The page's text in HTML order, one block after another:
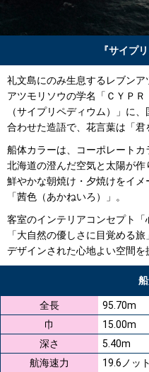
『サイプ
礼文島にのみ生息するレブンア
アツモリソウの学名「ＣＹＰＲ
（サイプリペディウム）」に
合わせた造語で、花言葉は「君
船体カラーは、コーポレートカ
北海道の澄んだ空気と太陽が作
鮮やかな朝焼け・夕焼けをイメ
「茜色（あかねいろ）」。
客室のインテリアコンセプト「
「大自然の優しさに目覚める
デザインされた心地よい空間を
全長
95.70m
巾
15.00m
深さ
5.40m
航海速力
19.6ノット